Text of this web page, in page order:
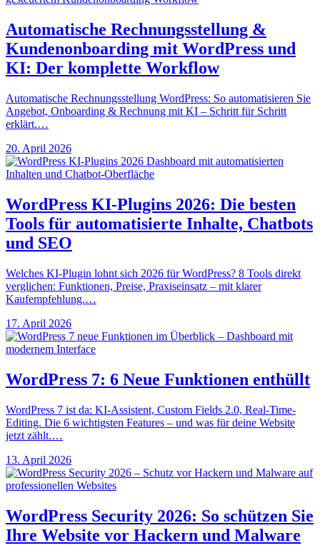
Automatische Rechnungsstellung &
Kundenonboarding mit WordPress und
KI: Der komplette Workflow
Automatische Rechnungsstellung WordPress: So automatisieren Sie
Angebot, Onboarding & Rechnung mit KI – Schritt für Schritt
erklärt.…
20. April 2026
WordPress KI-Plugins 2026: Die besten
Tools für automatisierte Inhalte, Chatbots
und SEO
Welches KI-Plugin lohnt sich 2026 für WordPress? 8 Tools direkt
verglichen: Funktionen, Preise, Praxiseinsatz – mit klarer
Kaufempfehlung.…
17. April 2026
WordPress 7: 6 Neue Funktionen enthüllt
WordPress 7 ist da: KI-Assistent, Custom Fields 2.0, Real-Time-
Editing. Die 6 wichtigsten Features – und was für deine Website
jetzt zählt.…
13. April 2026
WordPress Security 2026: So schützen Sie
Ihre Website vor Hackern und Malware